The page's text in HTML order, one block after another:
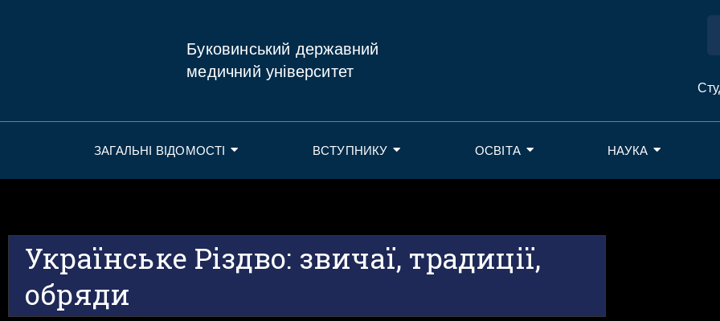
Буковинський державний
медичний університет
ЗАГАЛЬНІ ВІДОМОСТІ ВСТУПНИКУ ОСВІТА НАУКА
Українське Різдво: звичаї, традиції,
обряди